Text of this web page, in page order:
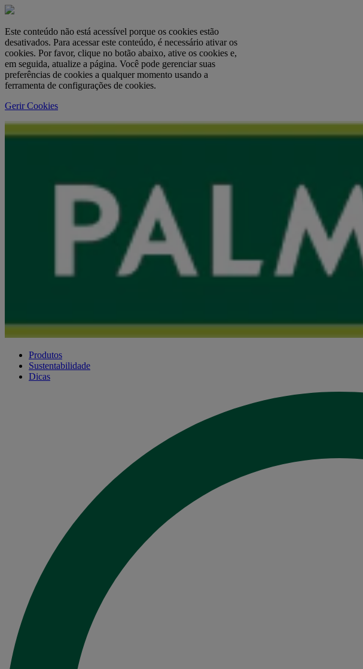
Este conteúdo não está acessível porque os cookies estão
desativados. Para acessar este conteúdo, é necessário ativar os
cookies. Por favor, clique no botão abaixo, ative os cookies e,
em seguida, atualize a página. Você pode gerenciar suas
preferências de cookies a qualquer momento usando a
ferramenta de configurações de cookies.
Gerir Cookies
Produtos
Sustentabilidade
Dicas